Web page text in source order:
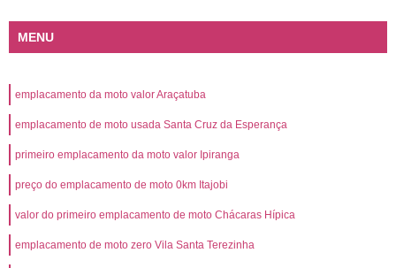
MENU
emplacamento da moto valor Araçatuba
emplacamento de moto usada Santa Cruz da Esperança
primeiro emplacamento da moto valor Ipiranga
preço do emplacamento de moto 0km Itajobi
valor do primeiro emplacamento de moto Chácaras Hípica
emplacamento de moto zero Vila Santa Terezinha